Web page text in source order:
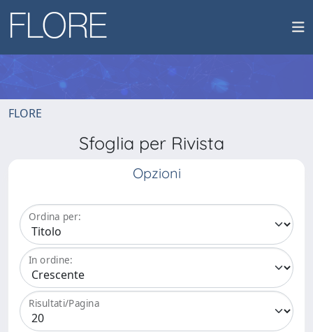
FLORE
Sfoglia per Rivista
Opzioni
Ordina per:
In ordine:
Risultati/Pagina